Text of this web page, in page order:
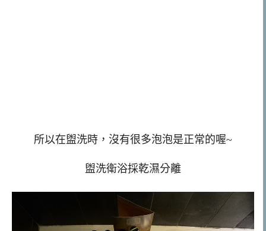
所以在盥洗時，沒有很多泡泡是正常的喔~
盥洗衛浴採乾濕分離